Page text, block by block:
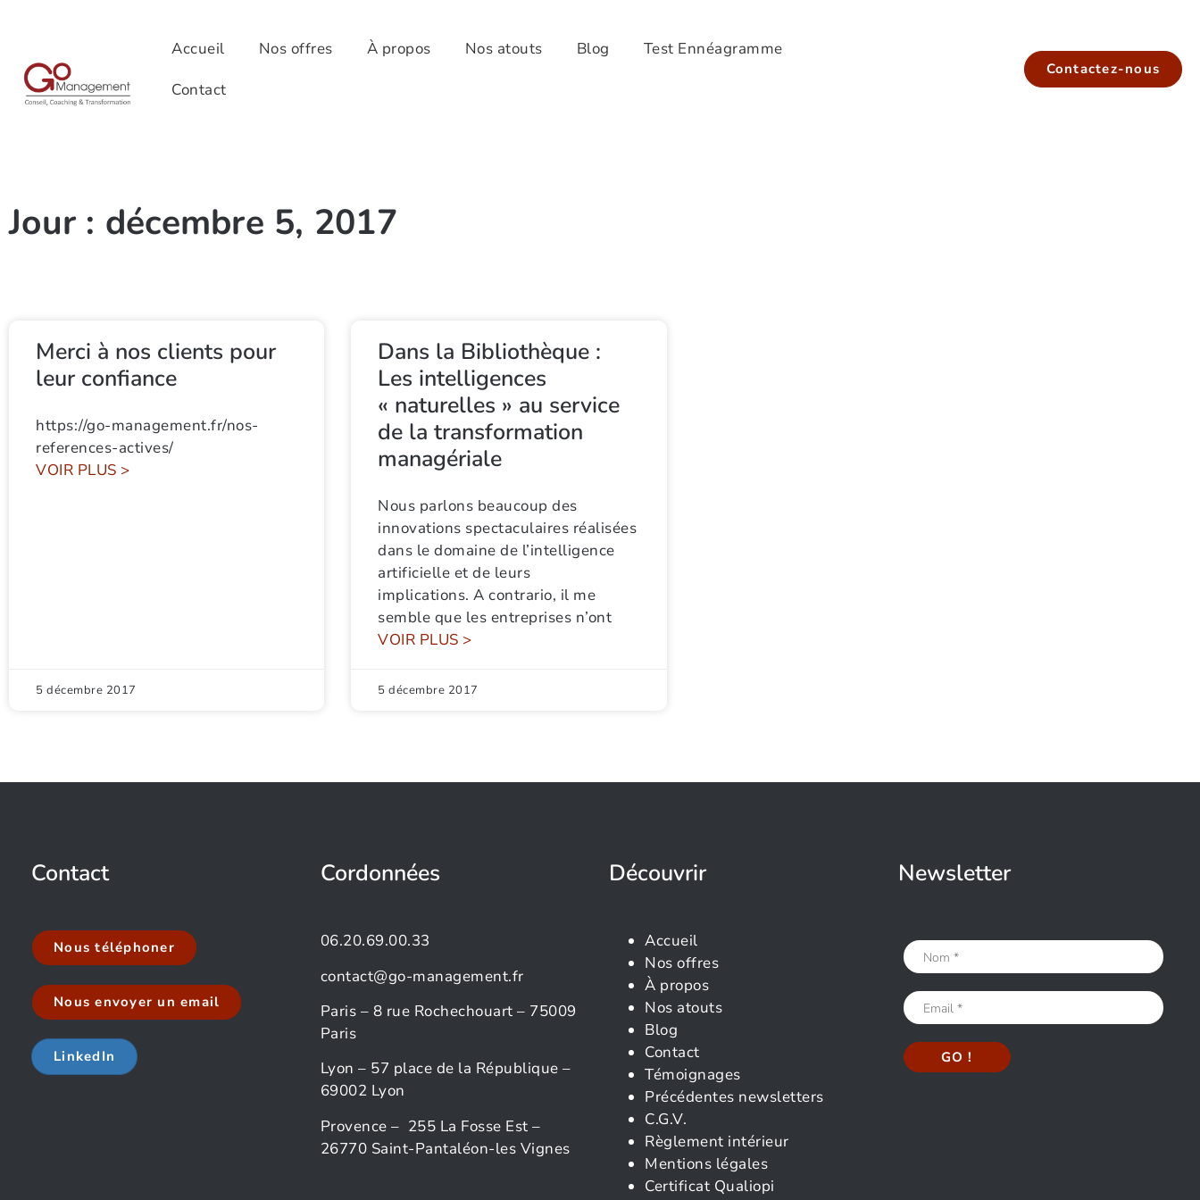
Accueil Nos offres À propos Nos atouts Blog
Test Ennéagramme
Contact
Contactez-nous
Jour : décembre 5, 2017
Merci à nos clients pour
leur confiance
https://go-management.fr/nos-
references-actives/
VOIR PLUS >
5 décembre 2017
Dans la Bibliothèque :
Les intelligences
« naturelles » au service
de la transformation
managériale
Nous parlons beaucoup des
innovations spectaculaires réalisées
dans le domaine de l’intelligence
artificielle et de leurs
implications. A contrario, il me
semble que les entreprises n’ont
VOIR PLUS >
5 décembre 2017
Contact
Nous téléphoner
Nous envoyer un email
LinkedIn
Cordonnées
06.20.69.00.33
contact@go-management.fr
Paris – 8 rue Rochechouart – 75009
Paris
Lyon – 57 place de la République –
69002 Lyon
Provence – 255 La Fosse Est –
26770 Saint-Pantaléon-les Vignes
Découvrir
Accueil
Nos offres
À propos
Nos atouts
Blog
Contact
Témoignages
Précédentes newsletters
C.G.V.
Règlement intérieur
Mentions légales
Certificat Qualiopi
Newsletter